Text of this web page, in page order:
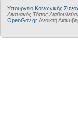
Υπουργείο Κοινωνικής
Δικτυακός Τόπος
OpenGov.gr Ανοικτή